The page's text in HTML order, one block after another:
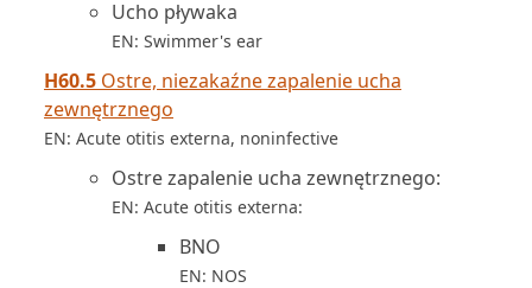
Ucho pływaka
EN: Swimmer's ear
H60.5 Ostre, niezakaźne zapalenie ucha
zewnętrznego
EN: Acute otitis externa, noninfective
Ostre zapalenie ucha zewnętrznego:
EN: Acute otitis externa:
BNO
EN: NOS